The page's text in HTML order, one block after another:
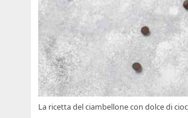
La ricetta del ciambellone con dolce di